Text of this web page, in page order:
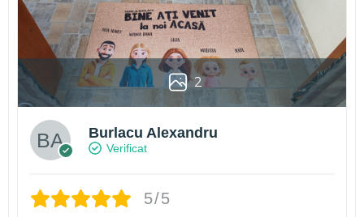
2
Burlacu Alexandru
Verificat
5/5